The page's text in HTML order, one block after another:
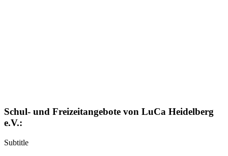
Schul- und Freizeitangebote von LuCa Heidelberg
e.V.:
Subtitle